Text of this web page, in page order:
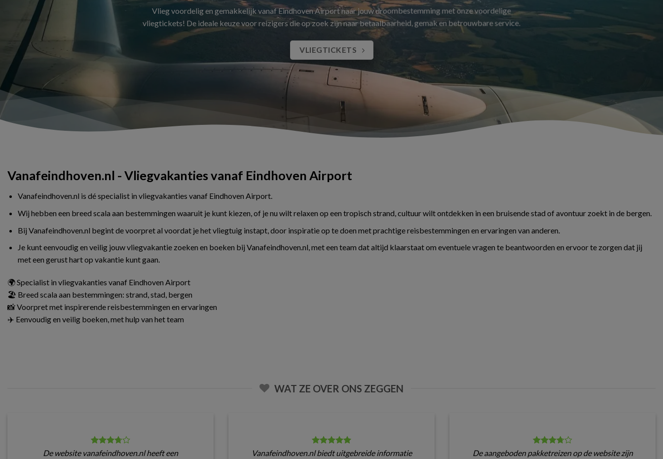
Vlieg voordelig en gemakkelijk vanaf Eindhoven Airport naar jouw droombestemming met onze voordelige
vliegtickets! De ideale keuze voor reizigers die op zoek zijn naar betaalbaarheid, gemak en betrouwbare service.
VLIEGTICKETS
Vanafeindhoven.nl - Vliegvakanties vanaf Eindhoven Airport
Vanafeindhoven.nl is dé specialist in vliegvakanties vanaf Eindhoven Airport.
Wij hebben een breed scala aan bestemmingen waaruit je kunt kiezen, of je nu wilt relaxen op een tropisch strand, cultuur wilt ontdekken in een bruisende stad of avontuur zoekt in de bergen.
Bij Vanafeindhoven.nl begint de voorpret al voordat je het vliegtuig instapt, door inspiratie op te doen met prachtige reisbestemmingen en ervaringen van anderen.
Je kunt eenvoudig en veilig jouw vliegvakantie zoeken en boeken bij Vanafeindhoven.nl, met een team dat altijd klaarstaat om eventuele vragen te beantwoorden en ervoor te zorgen dat jij
met een gerust hart op vakantie kunt gaan.
🌍 Specialist in vliegvakanties vanaf Eindhoven Airport
🏖️ Breed scala aan bestemmingen: strand, stad, bergen
📸 Voorpret met inspirerende reisbestemmingen en ervaringen
✈️ Eenvoudig en veilig boeken, met hulp van het team
WAT ZE OVER ONS ZEGGEN
De website vanafeindhoven.nl heeft een Vanafeindhoven.nl biedt uitgebreide informatie De aangeboden pakketreizen op de website zijn